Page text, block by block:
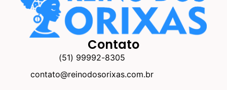
Contato
(51) 99992-8305
contato@reinodosorixas.com.br